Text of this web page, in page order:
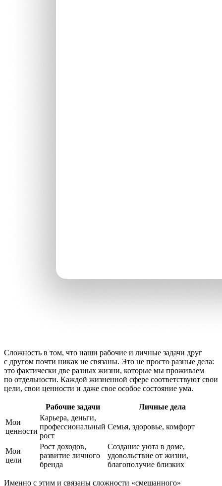
Сложность в том, что наши рабочие и личные задачи друг
с другом почти никак не связаны. Это не просто разные дела:
это фактически две разных жизни, которые мы проживаем
по отдельности. Каждой жизненной сфере соответствуют свои
цели, свои ценности и даже свое особое состояние ума.
Рабочие задачи
Личные дела
Мои
ценности
Карьера, деньги,
профессиональный
рост
Семья, здоровье, комфорт
Мои
цели
Рост доходов,
развитие личного
бренда
Создание уюта в доме,
удовольствие от жизни,
благополучие близких
Именно с этим и связаны сложности «смешанного»